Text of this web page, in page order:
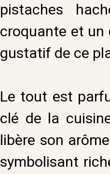
pistaches
croquante et un
gustatif de ce
Le tout est
clé de la
libère son
symbolisant